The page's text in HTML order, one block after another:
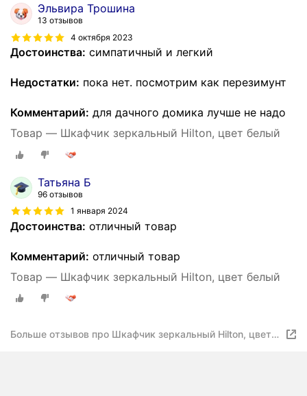
Эльвира Трошина
13 отзывов
4 октября 2023
Достоинства: симпатичный и легкий
Недостатки: пока нет. посмотрим как перезимунт
Комментарий: для дачного домика лучше не надо
Товар — Шкафчик зеркальный Hilton, цвет белый
Татьяна Б
96 отзывов
1 января 2024
Достоинства: отличный товар
Комментарий: отличный товар
Товар — Шкафчик зеркальный Hilton, цвет белый
Больше отзывов про Шкафчик зеркальный Hilton, цвет